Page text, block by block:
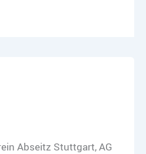
Abseitz Stuttgart, AG